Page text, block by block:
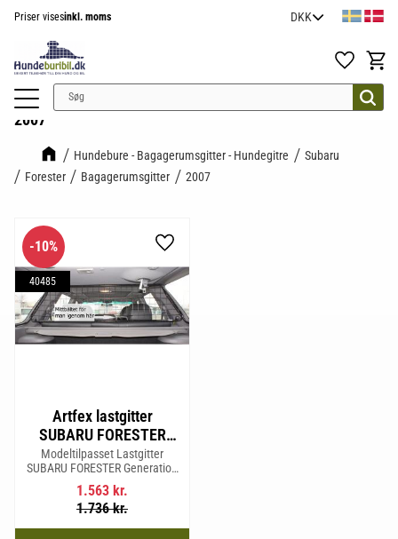
Priser visesinkl. moms
Favoritter
2007
Hundebure - Bagagerumsgitter - Hundegitre
Subaru
Forester
Bagagerumsgitter 2007
Artfex lastgitter
SUBARU FORESTER
Generation II karrosseri
SG 2002-2008
Modeltilpasset Lastgitter
SUBARU FORESTER Generation
II karrosseri SG 2002-2008
1.563 kr.
1.736kr.
10%
40485
Gem som favorit